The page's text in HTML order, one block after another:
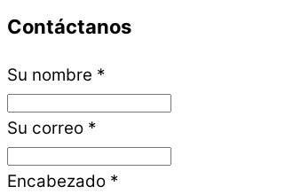
Contáctanos
Su nombre *
Su correo *
Encabezado *